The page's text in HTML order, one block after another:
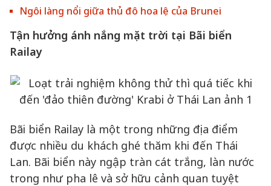
Ngôi làng nổi giữa thủ đô hoa lệ của Brunei
Tận hưởng ánh nắng mặt trời tại Bãi biển
Railay
Bãi biển Railay là một trong những địa điểm
được nhiều du khách ghé thăm khi đến Thái
Lan. Bãi biển này ngập tràn cát trắng, làn nước
trong như pha lê và sở hữu cảnh quan tuyệt